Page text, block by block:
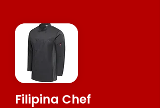
Filipina Chef